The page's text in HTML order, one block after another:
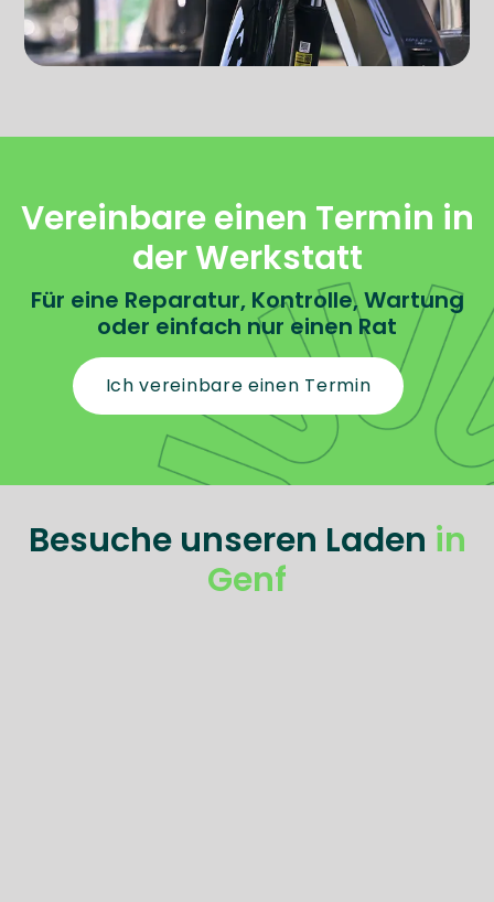
Vereinbare einen Termin in
der Werkstatt
Für eine Reparatur, Kontrolle, Wartung
oder einfach nur einen Rat
Ich vereinbare einen Termin
Besuche unseren Laden in
Genf